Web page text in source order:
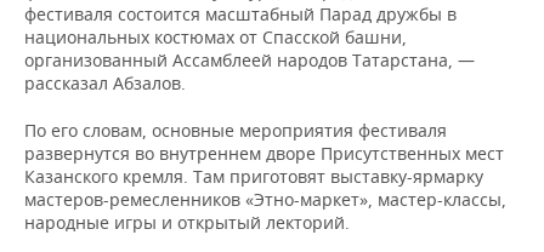
фестиваля состоится масштабный Парад дружбы в
национальных костюмах от Спасской башни,
организованный Ассамблеей народов Татарстана, —
рассказал Абзалов.
По его словам, основные мероприятия фестиваля
развернутся во внутреннем дворе Присутственных мест
Казанского кремля. Там приготовят выставку-ярмарку
мастеров-ремесленников «Этно-маркет», мастер-классы,
народные игры и открытый лекторий.